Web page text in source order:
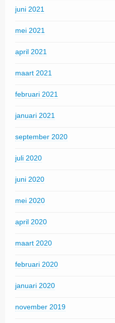
juni 2021
mei 2021
april 2021
maart 2021
februari 2021
januari 2021
september 2020
juli 2020
juni 2020
mei 2020
april 2020
maart 2020
februari 2020
januari 2020
november 2019